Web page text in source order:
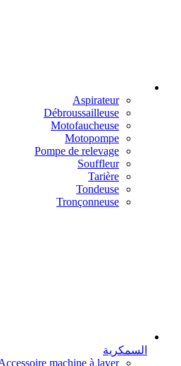
Aspirateur
Débroussailleuse
Motofaucheuse
Motopompe
Pompe de relevage
Souffleur
Tarière
Tondeuse
Tronçonneuse
السمكرية
machine à laver